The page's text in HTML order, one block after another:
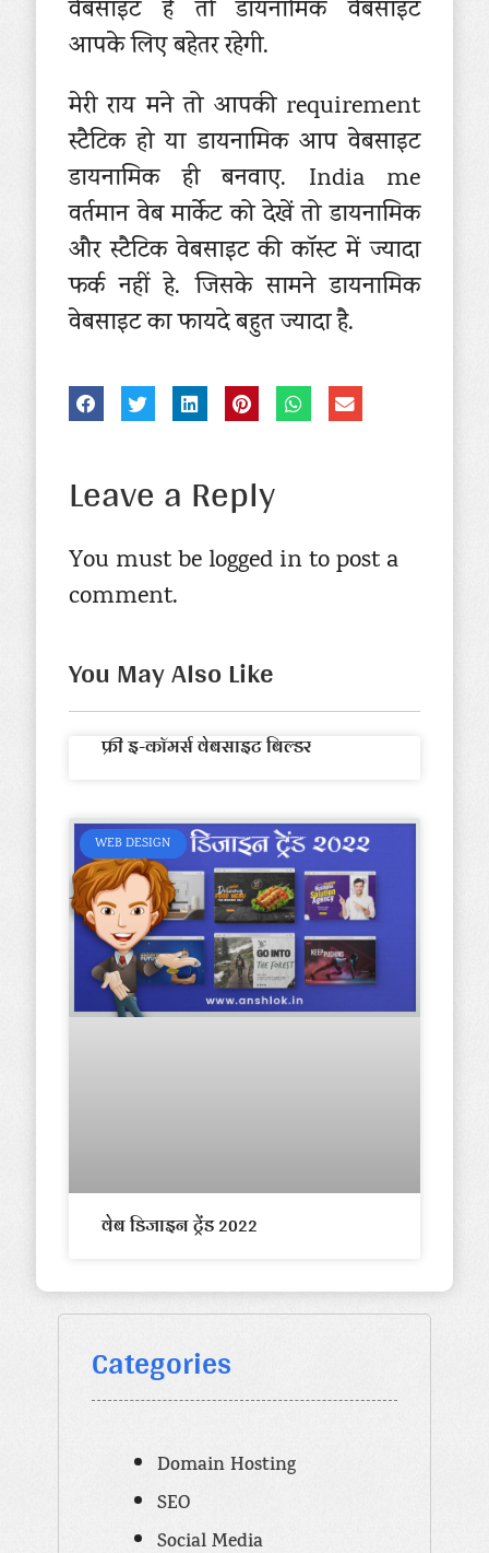
वेबसाइट है तो डायनामिक वेबसाइट
आपके लिए बहेतर रहेगी.
मेरी राय मने तो आपकी requirement
स्टैटिक हो या डायनामिक आप वेबसाइट
डायनामिक ही बनवाए. India me
वर्तमान वेब मार्केट को देखें तो डायनामिक
और स्टैटिक वेबसाइट की कॉस्ट में ज्यादा
फर्क नहीं हे. जिसके सामने डायनामिक
वेबसाइट का फायदे बहुत ज्यादा है.
Leave a Reply
You must be logged in to post a
comment.
You May Also Like
फ्री इ-कॉमर्स वेबसाइट बिल्डर
WEB DESIGN
वेब डिजाइन ट्रेंड 2022
Categories
Domain Hosting
SEO
Social Media